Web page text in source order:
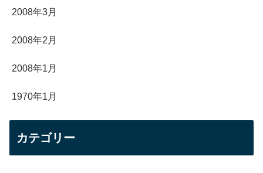
2008年3月
2008年2月
2008年1月
1970年1月
カテゴリー